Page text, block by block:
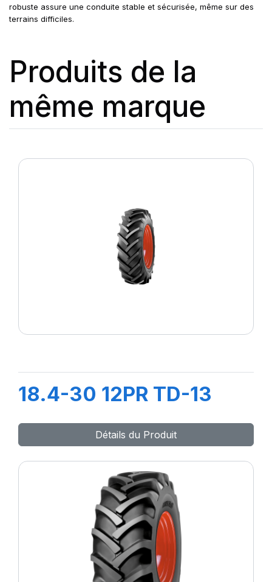
robuste assure une conduite stable et sécurisée, même sur des
terrains difficiles.
Produits de la
même marque
18.4-30 12PR TD-13
Détails du Produit